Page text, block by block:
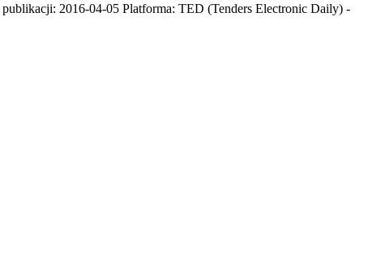
2016-04-05 Platforma: TED (Tenders Electronic Daily) -